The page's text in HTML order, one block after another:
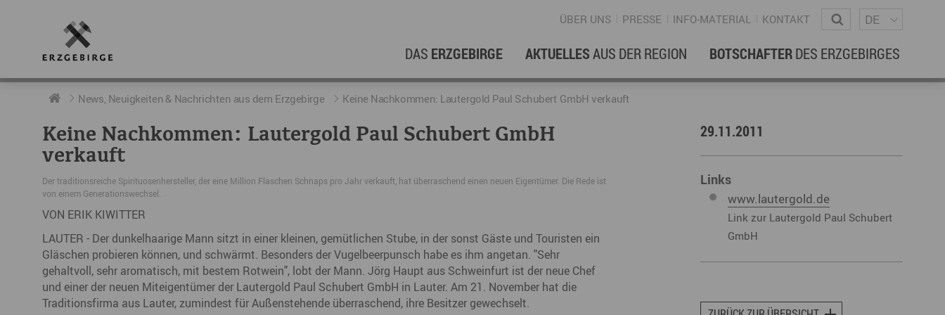
ÜBER UNS PRESSE INFO-MATERIAL KONTAKT Wonach suchen Sie?
DE
DAS ERZGEBIRGE
RUND UMS ERZGEBIRGE
Geschichte
Der Erzgebirgskreis
Städte im Erzgebirge
Erzgebirgskrimi
Fakten
WIRTSCHAFTSREGION
Stellenangebote im Erzgebirge
DER FILM
LEBENSREGION
Wohnen & Hausbau
AKTUELLESAUS DER REGION
AKTUELLES
Neuigkeiten
ERFOLGSGESCHICHTEN
hERZgeschichten
NEWSLETTER
BOTSCHAFTERDES ERZGEBIRGES
DIE BOTSCHAFTER
Botschafter im Überblick
News, Neuigkeiten & Nachrichten aus dem Erzgebirge Keine Nachkommen: Lautergold Paul Schubert GmbH verkauft
Keine Nachkommen: Lautergold Paul Schubert GmbH
verkauft
Der traditionsreiche Spirituosenhersteller, der eine Million Flaschen Schnaps pro Jahr verkauft, hat überraschend einen neuen Eigentümer. Die Rede ist
von einem Generationswechsel.
VON ERIK KIWITTER
LAUTER - Der dunkelhaarige Mann sitzt in einer kleinen, gemütlichen Stube, in der sonst Gäste und Touristen ein
Gläschen probieren können, und schwärmt. Besonders der Vugelbeerpunsch habe es ihm angetan. "Sehr
gehaltvoll, sehr aromatisch, mit bestem Rotwein", lobt der Mann. Jörg Haupt aus Schweinfurt ist der neue Chef
und einer der neuen Miteigentümer der Lautergold Paul Schubert GmbH in Lauter. Am 21. November hat die
Traditionsfirma aus Lauter, zumindest für Außenstehende überraschend, ihre Besitzer gewechselt.
29.11.2011
Links
www.lautergold.de
Link zur Lautergold Paul Schubert
GmbH